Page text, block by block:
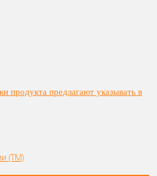
продукта предлагают указывать в
(ТМ)